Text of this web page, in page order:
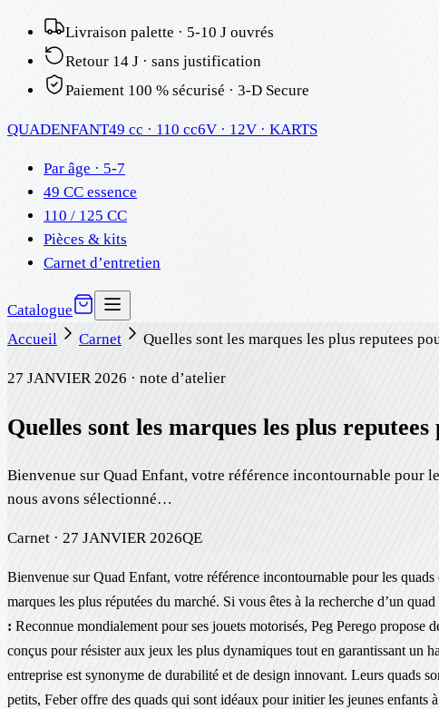
Livraison palette · 5-10 J ouvrés
Retour 14 J · sans justification
Paiement 100 % sécurisé · 3-D Secure
QUADENFANT49 cc · 110 cc6V · 12V · KARTS
Par âge · 5-7
49 CC essence
110 / 125 CC
Pièces & kits
Carnet d’entretien
Catalogue
Accueil
Carnet Quelles sont les marques les plus reputees
27 JANVIER 2026 · note d’atelier
Quelles sont les marques les plus
Bienvenue sur Quad Enfant, votre référence incontournable pour
nous avons sélectionné…
Carnet · 27 JANVIER 2026QE
Bienvenue sur Quad Enfant, votre référence incontournable pour les
marques les plus réputées du marché. Si vous êtes à la recherche d’un
: Reconnue mondialement pour ses jouets motorisés, Peg Perego propose
conçus pour résister aux jeux les plus dynamiques tout en garantissant un
entreprise est synonyme de durabilité et de design innovant. Leurs quads
petits, Feber offre des quads qui sont idéaux pour initier les jeunes enfants